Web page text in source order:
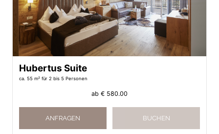
Hubertus Suite
ca. 55 m² für 2 bis 5 Personen
ab € 580.00
ANFRAGEN BUCHEN